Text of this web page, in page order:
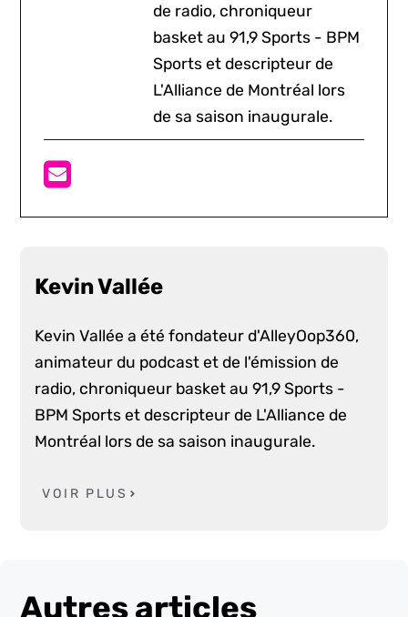
de radio, chroniqueur
basket au 91,9 Sports - BPM
Sports et descripteur de
L'Alliance de Montréal lors
de sa saison inaugurale.
Kevin Vallée
Kevin Vallée a été fondateur d'AlleyOop360,
animateur du podcast et de l'émission de
radio, chroniqueur basket au 91,9 Sports -
BPM Sports et descripteur de L'Alliance de
Montréal lors de sa saison inaugurale.
VOIR PLUS
Autres articles